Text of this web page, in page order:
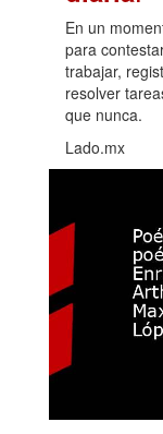
En un
para
trabajar,
resolver
que nunca.
Lado.mx